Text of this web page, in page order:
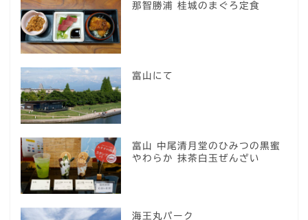
那智勝浦 桂城のまぐろ定食
富山にて
富山 中尾清月堂のひみつの黒蜜
やわらか 抹茶白玉ぜんざい
海王丸パーク